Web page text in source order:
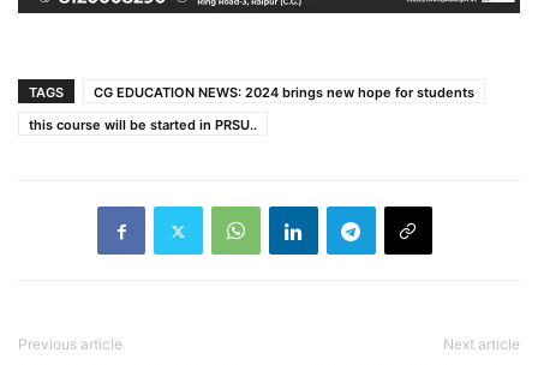
TAGS
CG EDUCATION NEWS: 2024 brings new hope for students
this course will be started in PRSU..
Previous article Next article